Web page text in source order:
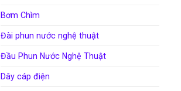
Bơm Chìm
Đài phun nước nghệ thuật
Đầu Phun Nước Nghệ Thuật
Dây cáp điện